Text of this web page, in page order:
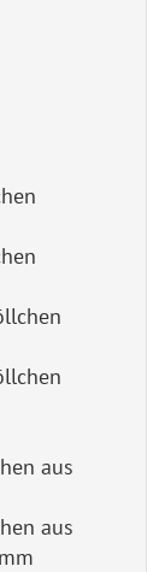
aus
aus